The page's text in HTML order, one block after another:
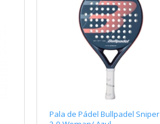
Pala de Pádel Bullpadel Sniper